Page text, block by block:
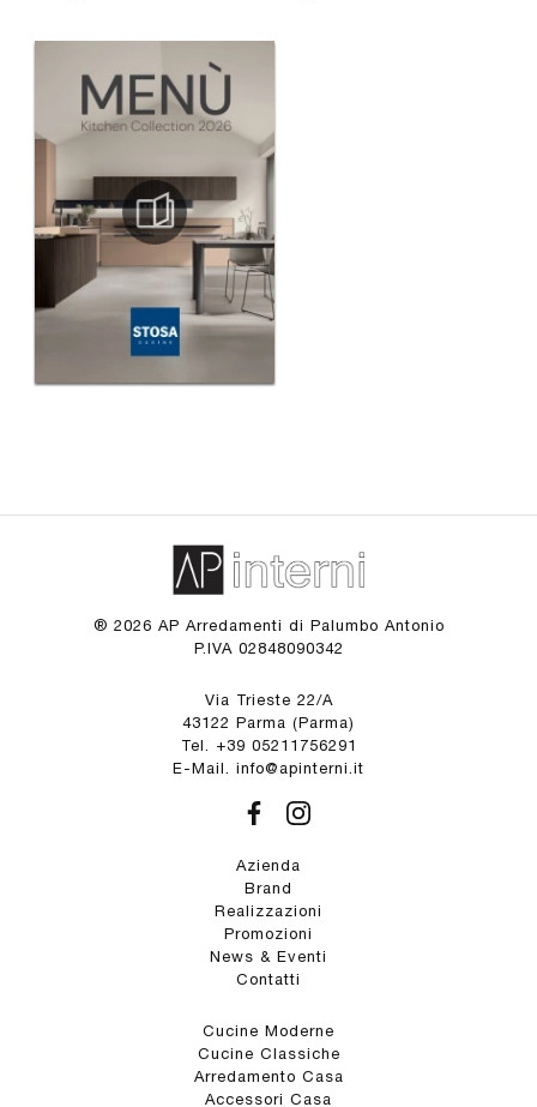
® 2026 AP Arredamenti di Palumbo Antonio
P.IVA 02848090342
Via Trieste 22/A
43122 Parma (Parma)
Tel. +39 05211756291
E-Mail. info@apinterni.it
Azienda
Brand
Realizzazioni
Promozioni
News & Eventi
Contatti
Cucine Moderne
Cucine Classiche
Arredamento Casa
Accessori Casa